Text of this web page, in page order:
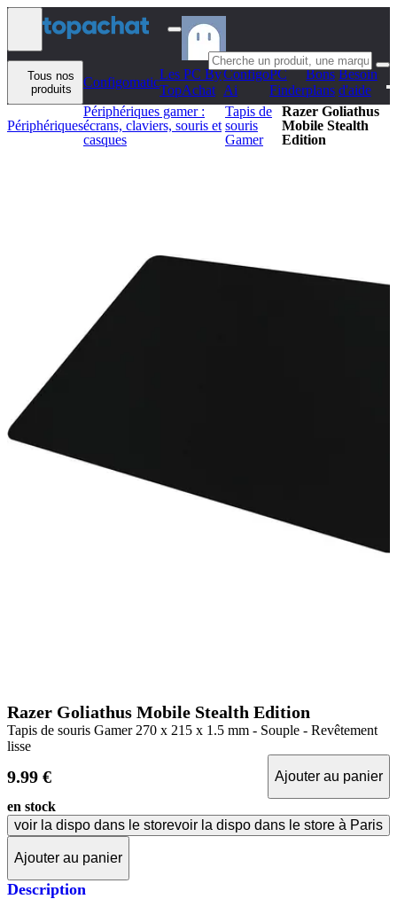
Aller au contenu
Tous nos
produits
Configomatic
Les PC By
TopAchat
Configo
Ai
PC
Finder
Bons
plans
Besoin
d'aide
Périphériques
Périphériques gamer :
écrans, claviers, souris et
casques
Tapis de
souris
Gamer
Razer Goliathus
Mobile Stealth
Edition
Razer Goliathus Mobile Stealth Edition
Tapis de souris Gamer 270 x 215 x 1.5 mm - Souple - Revêtement
lisse
9.99 €
Ajouter au panier
en stock
voir la dispo dans le storevoir la dispo dans le store à Paris
Ajouter au panier
Description